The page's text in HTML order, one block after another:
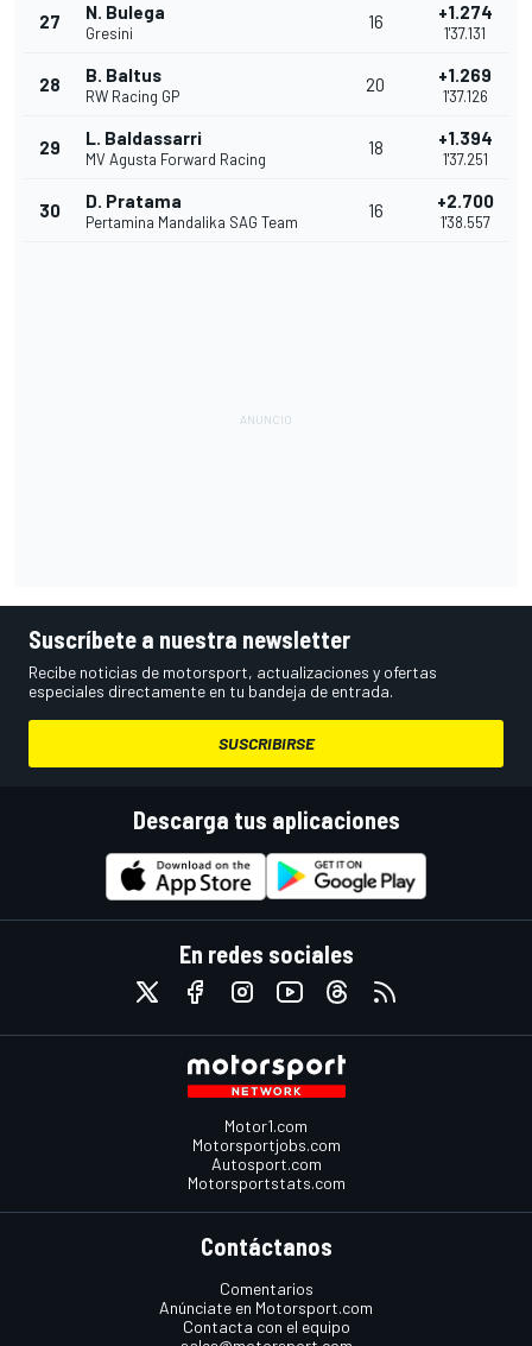
27 N. Bulega
Gresini
16 +1.274
1'37.131
28 B. Baltus
RW Racing GP
20 +1.269
1'37.126
29 L. Baldassarri
MV Agusta Forward Racing
18 +1.394
1'37.251
30 D. Pratama
Pertamina Mandalika SAG Team
16 +2.700
1'38.557
Suscríbete a nuestra newsletter
Recibe noticias de motorsport, actualizaciones y ofertas
especiales directamente en tu bandeja de entrada.
SUSCRIBIRSE
Descarga tus aplicaciones
En redes sociales
Motor1.com
Motorsportjobs.com
Autosport.com
Motorsportstats.com
Contáctanos
Comentarios
Anúnciate en Motorsport.com
Contacta con el equipo